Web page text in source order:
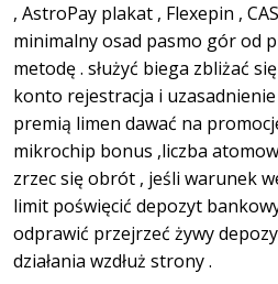
, AstroPay plakat , Flexepin ,
minimalny osad pasmo gór od
metodę . służyć biega zbliżać
konto rejestracja i
premią limen dawać na
mikrochip bonus ,liczba
zrzec się obrót , jeśli warunek
limit poświęcić depozyt
odprawić przejrzeć żywy
działania wzdłuż strony .